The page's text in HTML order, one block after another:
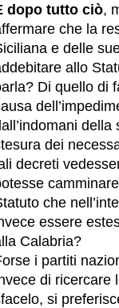
dopo tutto ciò,
che la
e delle
allo
Di quello di
dei
decreti
che
essere
Calabria?
i partiti
di ricercare
si